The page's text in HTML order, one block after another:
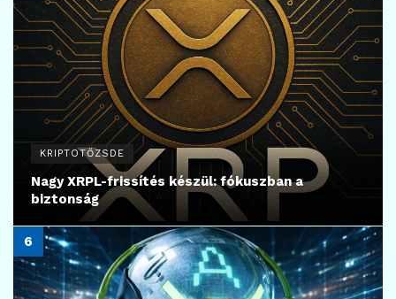
KRIPTOTŐZSDE
Nagy XRPL-frissítés készül: fókuszban a
biztonság